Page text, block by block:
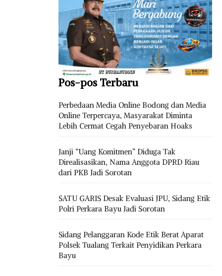
Pos-pos Terbaru
Perbedaan Media Online Bodong dan Media
Online Terpercaya, Masyarakat Diminta
Lebih Cermat Cegah Penyebaran Hoaks
Janji “Uang Komitmen” Diduga Tak
Direalisasikan, Nama Anggota DPRD Riau
dari PKB Jadi Sorotan
SATU GARIS Desak Evaluasi JPU, Sidang Etik
Polri Perkara Bayu Jadi Sorotan
Sidang Pelanggaran Kode Etik Berat Aparat
Polsek Tualang Terkait Penyidikan Perkara
Bayu